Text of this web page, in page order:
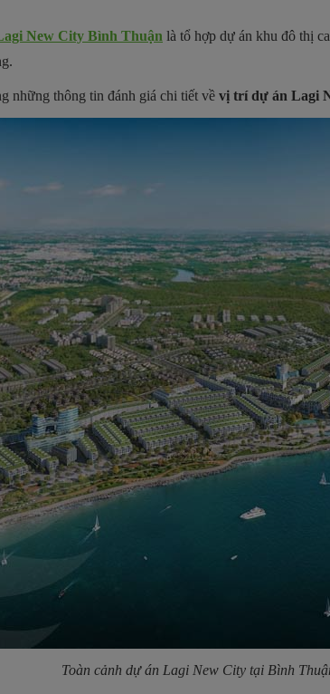
New City Bình Thuận là tổ hợp dự án khu đô thị
những thông tin đánh giá chi tiết về vị trí dự án Lagi
Toàn cảnh dự án Lagi New City tại Bình